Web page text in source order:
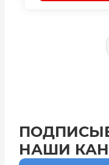
НАШИ